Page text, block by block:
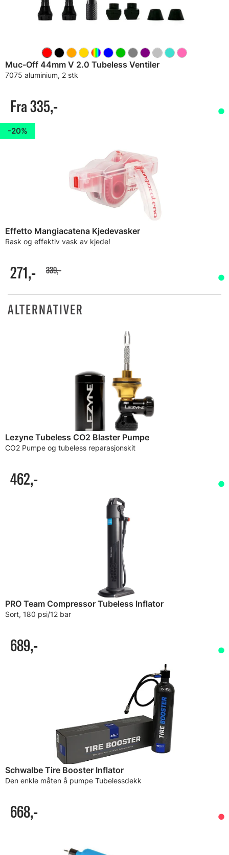
Muc-Off 44mm V 2.0 Tubeless Ventiler
7075 aluminium, 2 stk
Fra 335,-
20%
Effetto Mangiacatena Kjedevasker
Rask og effektiv vask av kjede!
271,- 339,-
ALTERNATIVER
Lezyne Tubeless CO2 Blaster Pumpe
CO2 Pumpe og tubeless reparasjonskit
462,-
PRO Team Compressor Tubeless Inflator
Sort, 180 psi/12 bar
689,-
Schwalbe Tire Booster Inflator
Den enkle måten å pumpe Tubelessdekk
668,-